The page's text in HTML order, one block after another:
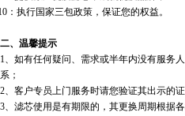
执行国家三包政策，保证您的权益。
二、温馨提示
有任何疑问、需求或半年内没有服务人
；
户专员上门服务时请您验证其出示的证
芯使用是有期限的，其更换周期根据各